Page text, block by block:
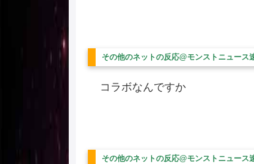
その他のネットの反応@モンストニュース
コラボなんですか
その他のネットの反応@モンストニュース